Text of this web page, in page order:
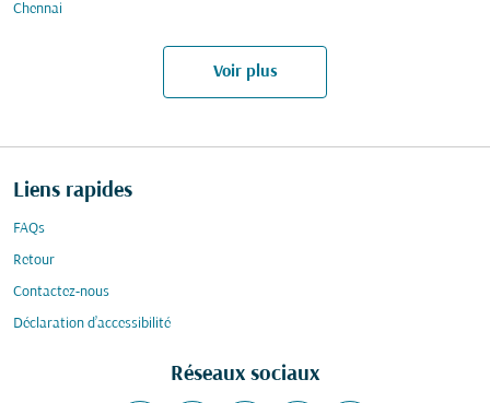
Chennai
Voir plus
Liens rapides
FAQs
Retour
Contactez-nous
Déclaration d’accessibilité
Réseaux sociaux